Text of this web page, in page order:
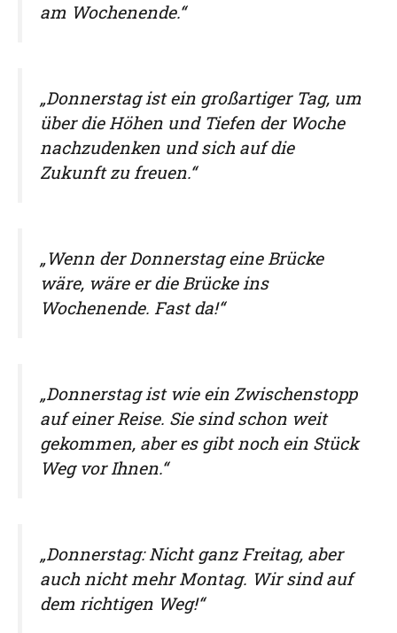
am Wochenende.“
„Donnerstag ist ein großartiger Tag, um
über die Höhen und Tiefen der Woche
nachzudenken und sich auf die
Zukunft zu freuen.“
„Wenn der Donnerstag eine Brücke
wäre, wäre er die Brücke ins
Wochenende. Fast da!“
„Donnerstag ist wie ein Zwischenstopp
auf einer Reise. Sie sind schon weit
gekommen, aber es gibt noch ein Stück
Weg vor Ihnen.“
„Donnerstag: Nicht ganz Freitag, aber
auch nicht mehr Montag. Wir sind auf
dem richtigen Weg!“